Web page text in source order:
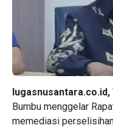
lugasnusantara.co.id,
Bumbu menggelar
memediasi